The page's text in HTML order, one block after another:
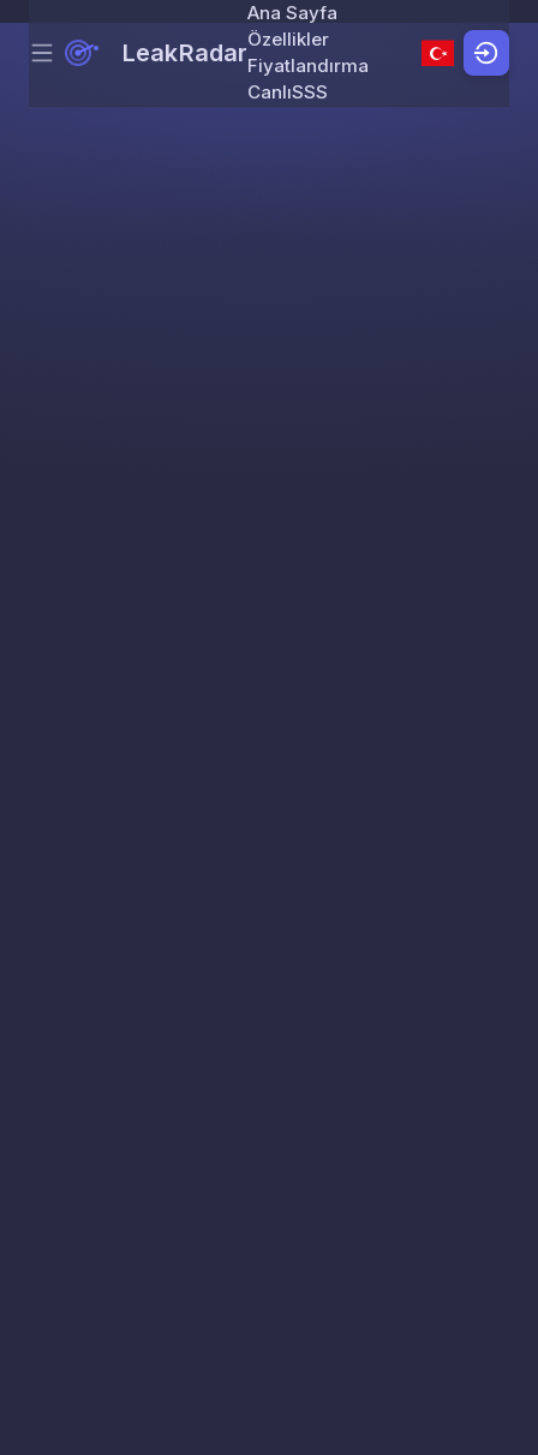
Skip to content
Menu LeakRadar
Ana Sayfa
Özellikler
Fiyatlandırma
CanlıSSS